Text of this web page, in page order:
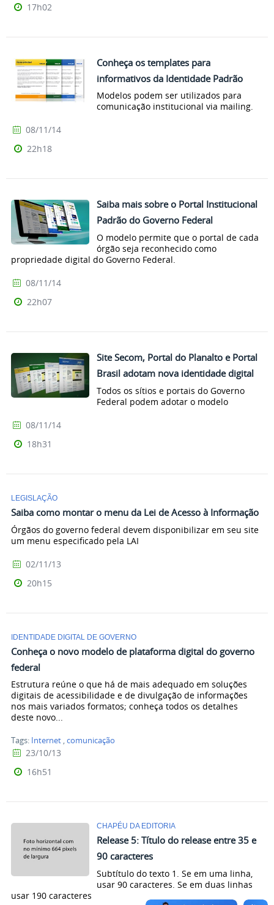
17h02
Conheça os templates para
informativos da Identidade Padrão
Modelos podem ser utilizados para
comunicação institucional via mailing.
08/11/14
22h18
Saiba mais sobre o Portal Institucional
Padrão do Governo Federal
O modelo permite que o portal de cada
órgão seja reconhecido como
propriedade digital do Governo Federal.
08/11/14
22h07
Site Secom, Portal do Planalto e Portal
Brasil adotam nova identidade digital
Todos os sítios e portais do Governo
Federal podem adotar o modelo
08/11/14
18h31
LEGISLAÇÃO
Saiba como montar o menu da Lei de Acesso à Informação
Órgãos do governo federal devem disponibilizar em seu site
um menu especificado pela LAI
02/11/13
20h15
IDENTIDADE DIGITAL DE GOVERNO
Conheça o novo modelo de plataforma digital do governo
federal
Estrutura reúne o que há de mais adequado em soluções
digitais de acessibilidade e de divulgação de informações
nos mais variados formatos; conheça todos os detalhes
deste novo...
Tags: Internet,comunicação
23/10/13
16h51
CHAPÉU DA EDITORIA
Release 5: Título do release entre 35 e
90 caracteres
Subtítulo do texto 1. Se em uma linha,
usar 90 caracteres. Se em duas linhas
usar 190 caracteres